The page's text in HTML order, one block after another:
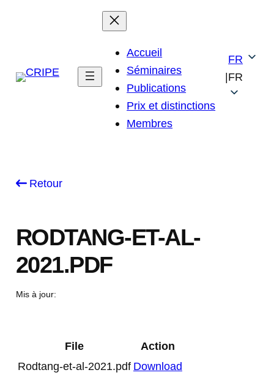
Accueil
Séminaires
Publications
Prix et distinctions
Membres
|
FR
FR
Retour
RODTANG-ET-AL-
2021.PDF
Mis à jour:
File
Action
Rodtang-et-al-2021.pdf Download